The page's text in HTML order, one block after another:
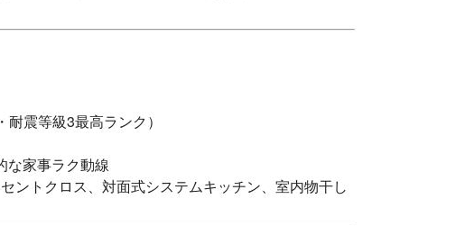
震等級3最高ランク）
家事ラク動線
ントクロス、対面式システムキッチン、室内物干し